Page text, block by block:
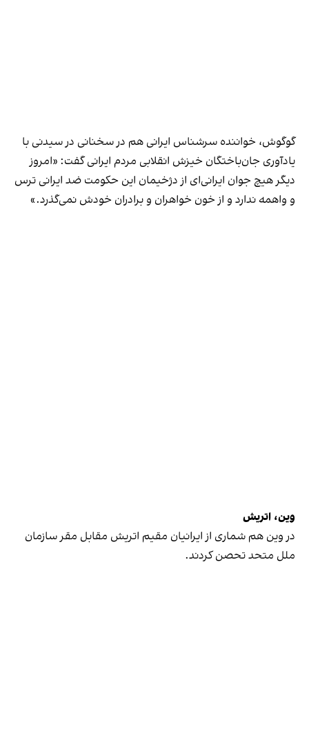
گوگوش، خواننده سرشناس ایرانی هم در سخنانی در سیدنی با
یاد‌آوری جان‌باختگان خیزش انقلابی مردم ایرانی گفت: «‌امروز
دیگر هیچ جوان ایرانی‌ای از دژخیمان این حکومت ضد ایرانی ترس
و واهمه‌ ندارد و از خون خواهران و برادران خودش نمی‌گذرد.»
وین، اتریش
در وین هم شماری از ایرانیان مقیم اتریش مقابل مقر سازمان
ملل متحد تحصن کردند.